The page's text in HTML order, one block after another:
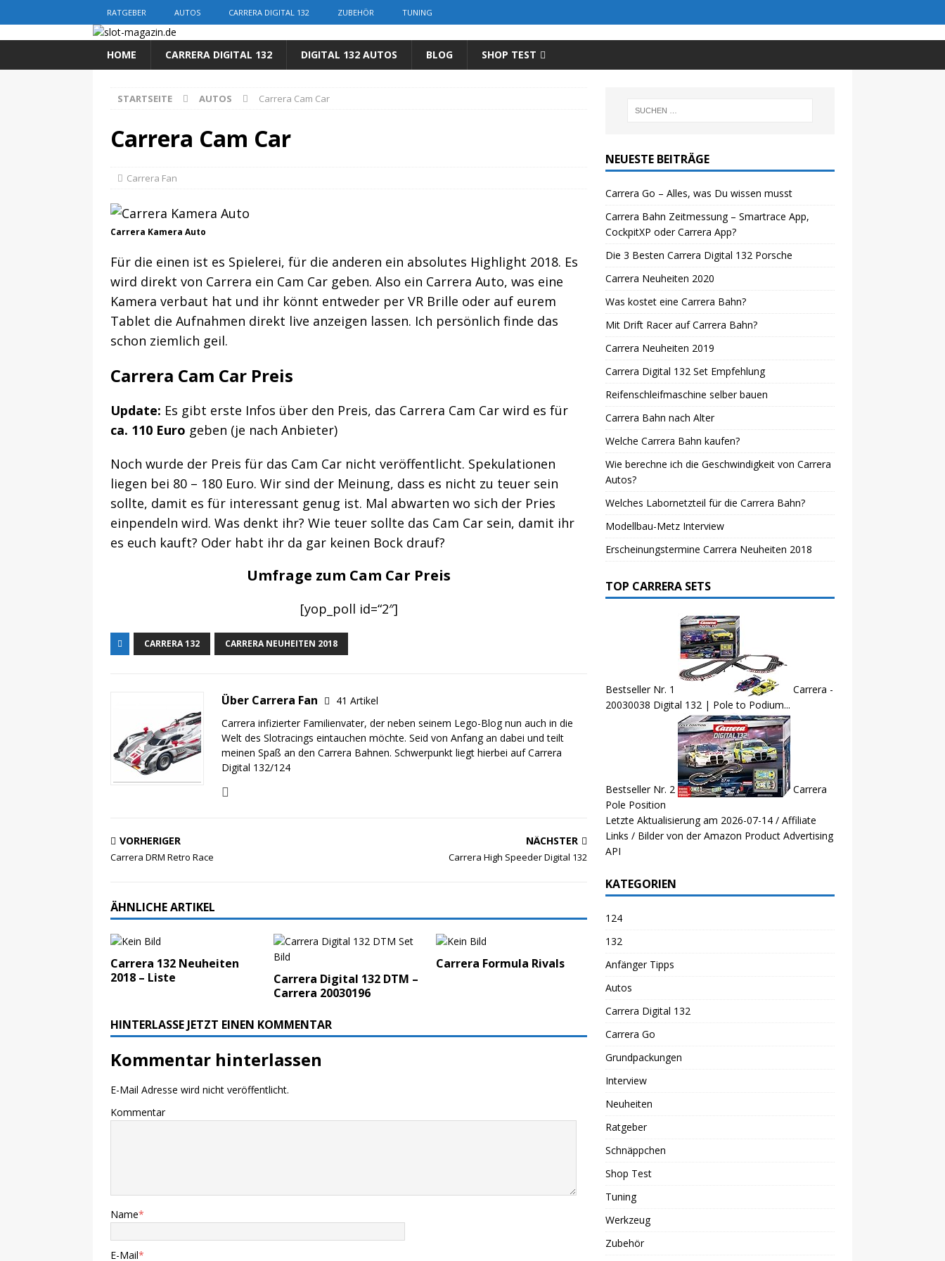
RATGEBER AUTOS CARRERA DIGITAL 132 ZUBEHÖR TUNING
HOME CARRERA DIGITAL 132 DIGITAL 132 AUTOS BLOG SHOP TEST
STARTSEITE AUTOS Carrera Cam Car
Carrera Cam Car
Carrera Fan
Carrera Kamera Auto
Für die einen ist es Spielerei, für die anderen ein absolutes Highlight 2018. Es
wird direkt von Carrera ein Cam Car geben. Also ein Carrera Auto, was eine
Kamera verbaut hat und ihr könnt entweder per VR Brille oder auf eurem
Tablet die Aufnahmen direkt live anzeigen lassen. Ich persönlich finde das
schon ziemlich geil.
Carrera Cam Car Preis
Update: Es gibt erste Infos über den Preis, das Carrera Cam Car wird es für
ca. 110 Euro geben (je nach Anbieter)
Noch wurde der Preis für das Cam Car nicht veröffentlicht. Spekulationen
liegen bei 80 – 180 Euro. Wir sind der Meinung, dass es nicht zu teuer sein
sollte, damit es für interessant genug ist. Mal abwarten wo sich der Pries
einpendeln wird. Was denkt ihr? Wie teuer sollte das Cam Car sein, damit ihr
es euch kauft? Oder habt ihr da gar keinen Bock drauf?
Umfrage zum Cam Car Preis
[yop_poll id=“2″]
CARRERA 132 CARRERA NEUHEITEN 2018
Über Carrera Fan
41 Artikel
Carrera infizierter Familienvater, der neben seinem Lego-Blognun auch in die
Welt des Slotracings eintauchen möchte. Seid von Anfang an dabei und teilt
meinen Spaß an den Carrera Bahnen. Schwerpunkt liegt hierbei aufCarrera
Digital 132/124
VORHERIGER
Carrera DRM Retro Race
NÄCHSTER
Carrera High Speeder Digital 132
ÄHNLICHE ARTIKEL
Carrera 132 Neuheiten
2018 – Liste
Carrera Digital 132 DTM –
Carrera 20030196
Carrera Formula Rivals
HINTERLASSE JETZT EINEN KOMMENTAR
Kommentar hinterlassen
E-Mail Adresse wird nicht veröffentlicht.
Kommentar
Name*
E-Mail*
NEUESTE BEITRÄGE
Carrera Go – Alles, was Du wissen musst
Carrera Bahn Zeitmessung – Smartrace App,
CockpitXP oder Carrera App?
Die 3 Besten Carrera Digital 132 Porsche
Carrera Neuheiten 2020
Was kostet eine Carrera Bahn?
Mit Drift Racer auf Carrera Bahn?
Carrera Neuheiten 2019
Carrera Digital 132 Set Empfehlung
Reifenschleifmaschine selber bauen
Carrera Bahn nach Alter
Welche Carrera Bahn kaufen?
Wie berechne ich die Geschwindigkeit von Carrera
Autos?
Welches Labornetzteil für die Carrera Bahn?
Modellbau-Metz Interview
Erscheinungstermine Carrera Neuheiten 2018
TOP CARRERA SETS
Bestseller Nr. 1
Carrera -
20030038 Digital 132 | Pole to Podium...
Bestseller Nr. 2
Carrera
Pole Position
Letzte Aktualisierung am 2026-07-14 / Affiliate
Links / Bilder von der Amazon Product Advertising
API
KATEGORIEN
124
132
Anfänger Tipps
Autos
Carrera Digital 132
Carrera Go
Grundpackungen
Interview
Neuheiten
Ratgeber
Schnäppchen
Shop Test
Tuning
Werkzeug
Zubehör